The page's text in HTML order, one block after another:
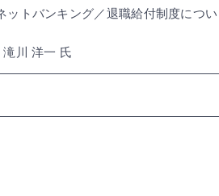
トバンキング／退職給付制度につい
川 洋一 氏